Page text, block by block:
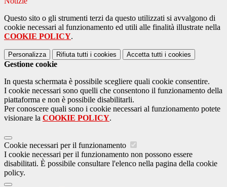
Questo sito o gli strumenti terzi da questo utilizzati si avvalgono di
cookie necessari al funzionamento ed utili alle finalità illustrate nella
COOKIE POLICY.
Personalizza Rifiuta tutti i cookies Accetta tutti i cookies
Gestione cookie
In questa schermata è possibile scegliere quali cookie consentire.
I cookie necessari sono quelli che consentono il funzionamento della
piattaforma e non è possibile disabilitarli.
Per conoscere quali sono i cookie necessari al funzionamento potete
visionare la COOKIE POLICY.
Cookie necessari per il funzionamento
I cookie necessari per il funzionamento non possono essere
disabilitati. È possibile consultare l'elenco nella pagina della cookie
policy.